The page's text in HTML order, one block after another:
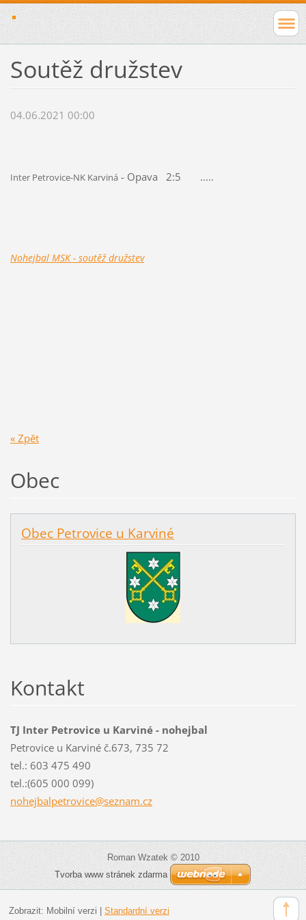
Soutěž družstev
04.06.2021 00:00
Inter Petrovice-NK Karviná - Opava 2:5 .....
Nohejbal MSK - soutěž družstev
« Zpět
Obec
Obec Petrovice u Karviné
Kontakt
TJ Inter Petrovice u Karviné - nohejbal
Petrovice u Karviné č.673, 735 72
tel.: 603 475 490
tel.:(605 000 099)
nohejbalpetrovice@seznam.cz
Roman Wzatek © 2010
Tvorba www stránek zdarma
Zobrazit: Mobilní verzi | Standardní verzi